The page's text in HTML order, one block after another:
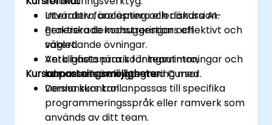
Utvärdera, acceptera eller ändra AI-
genererade kodsuggestions effektivt och
säkert.
Anta bästa praxis för teamintro,
samarbete och integrering med
versionskontroll.
Interaktiv föreläsning och diskussion.
Praktiska demonstreringar och
vägledande övningar.
Verklighetsnära kodningsutmaningar och
laboratorieövningar med Cursor.
Kursanpassningsmöjligheter
Denna kurs kan anpassas till specifika
programmeringsspråk eller ramverk som
används av ditt team.